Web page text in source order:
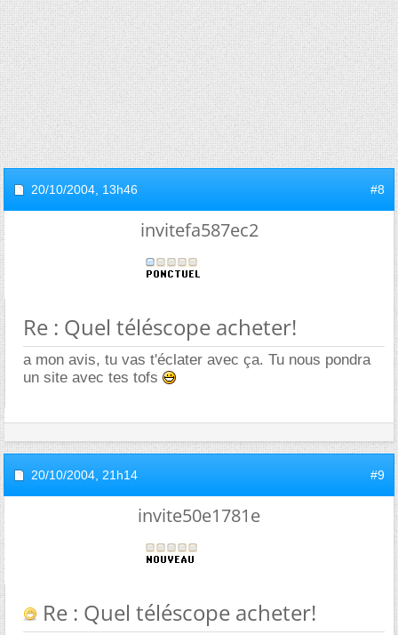
20/10/2004, 13h46 #8
invitefa587ec2
Re : Quel téléscope acheter!
a mon avis, tu vas t'éclater avec ça. Tu nous pondra
un site avec tes tofs
20/10/2004, 21h14 #9
invite50e1781e
Re : Quel téléscope acheter!